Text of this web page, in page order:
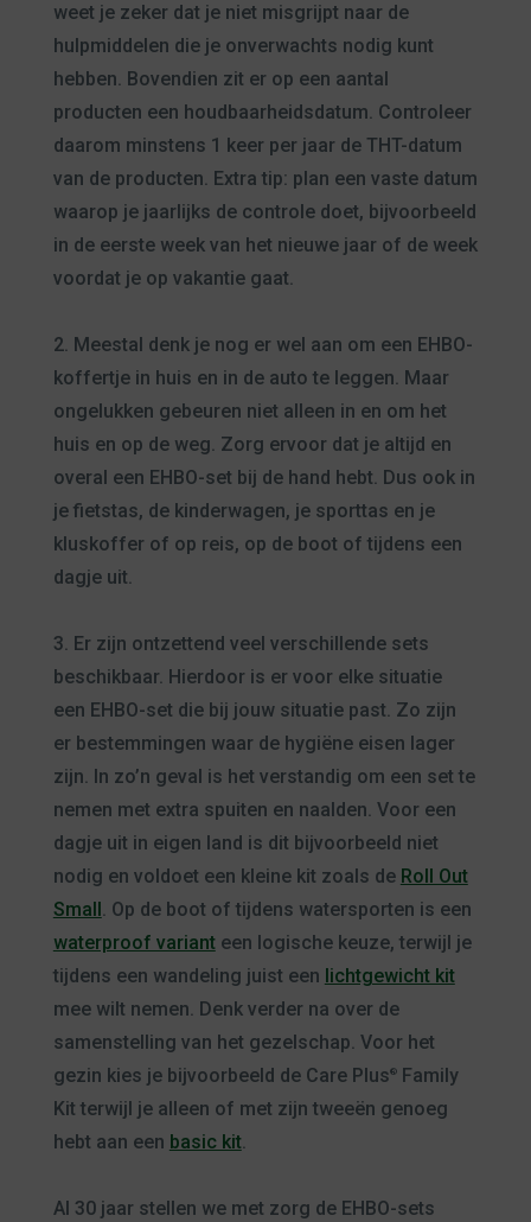
weet je zeker dat je niet misgrijpt naar de
hulpmiddelen die je onverwachts nodig kunt
hebben. Bovendien zit er op een aantal
producten een houdbaarheidsdatum. Controleer
daarom minstens 1 keer per jaar de THT-datum
van de producten. Extra tip: plan een vaste datum
waarop je jaarlijks de controle doet, bijvoorbeeld
in de eerste week van het nieuwe jaar of de week
voordat je op vakantie gaat.
2. Meestal denk je nog er wel aan om een EHBO-
koffertje in huis en in de auto te leggen. Maar
ongelukken gebeuren niet alleen in en om het
huis en op de weg. Zorg ervoor dat je altijd en
overal een EHBO-set bij de hand hebt. Dus ook in
je fietstas, de kinderwagen, je sporttas en je
kluskoffer of op reis, op de boot of tijdens een
dagje uit.
3. Er zijn ontzettend veel verschillende sets
beschikbaar. Hierdoor is er voor elke situatie
een EHBO-set die bij jouw situatie past. Zo zijn
er bestemmingen waar de hygiëne eisen lager
zijn. In zo’n geval is het verstandig om een set te
nemen met extra spuiten en naalden. Voor een
dagje uit in eigen land is dit bijvoorbeeld niet
nodig en voldoet een kleine kit zoals de Roll Out
Small. Op de boot of tijdens watersporten is een
waterproof varianteen logische keuze, terwijl je
tijdens een wandeling juist een lichtgewicht kit
mee wilt nemen. Denk verder na over de
samenstelling van het gezelschap. Voor het
gezin kies je bijvoorbeeld de Care Plus®Family
Kit terwijl je alleen of met zijn tweeën genoeg
hebt aan een basic kit.
Al 30 jaar stellen we met zorg de EHBO-sets